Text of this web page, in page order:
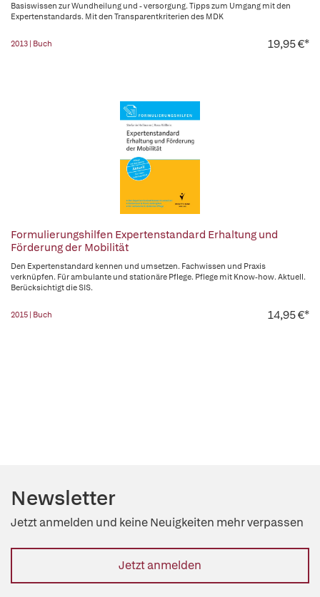
Basiswissen zur Wundheilung und - versorgung. Tipps zum Umgang mit den
Expertenstandards. Mit den Transparentkriterien des MDK
2013 | Buch 19,95 €*
Formulierungshilfen Expertenstandard Erhaltung und
Förderung der Mobilität
Den Expertenstandard kennen und umsetzen. Fachwissen und Praxis
verknüpfen. Für ambulante und stationäre Pflege. Pflege mit Know-how. Aktuell.
Berücksichtigt die SIS.
2015 | Buch 14,95 €*
Newsletter
Jetzt anmelden und keine Neuigkeiten mehr verpassen
Jetzt anmelden